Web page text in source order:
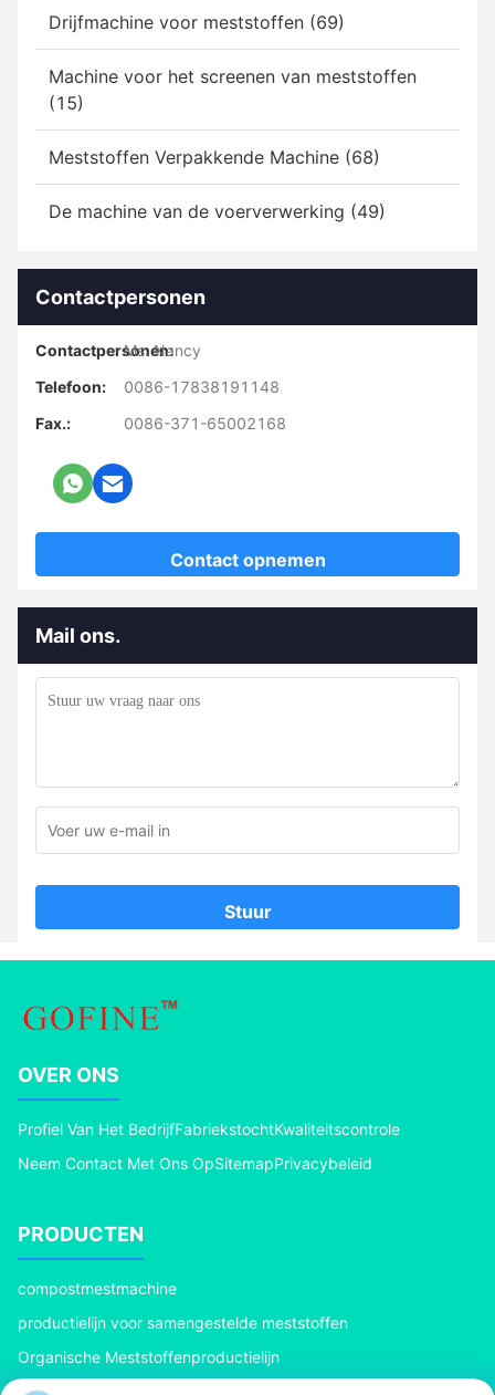
Drijfmachine voor meststoffen (69)
Machine voor het screenen van meststoffen
(15)
Meststoffen Verpakkende Machine (68)
De machine van de voerverwerking (49)
Contactpersonen
Contactpersonen:
Ms. Nancy
Telefoon:
0086-17838191148
Fax.:
0086-371-65002168
Contact opnemen
Mail ons.
Stuur
OVER ONS
Profiel Van Het BedrijfFabriekstochtKwaliteitscontrole
Neem Contact Met Ons OpSitemapPrivacybeleid
PRODUCTEN
compostmestmachine
productielijn voor samengestelde meststoffen
Organische Meststoffenproductielijn